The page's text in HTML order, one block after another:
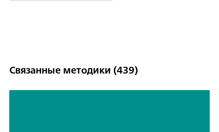
Связанные методики (439)